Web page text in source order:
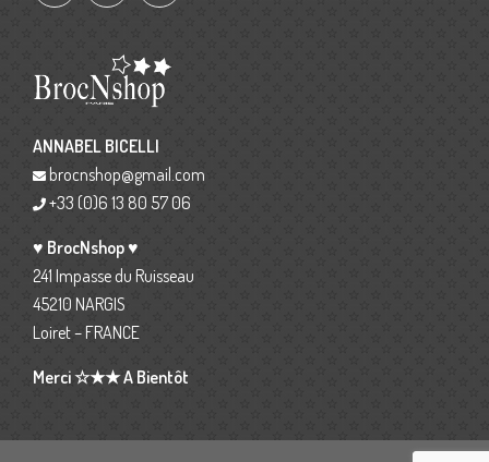
ANNABEL BICELLI
brocnshop@gmail.com
+33 (0)6 13 80 57 06
♥ BrocNshop ♥
241 Impasse du Ruisseau
45210 NARGIS
Loiret – FRANCE
Merci ☆★★ A Bientôt